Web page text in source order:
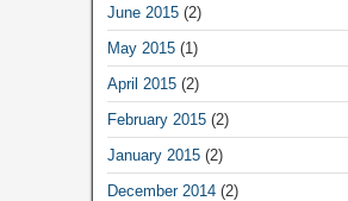
June 2015(2)
May 2015(1)
April 2015(2)
February 2015(2)
January 2015(2)
December 2014(2)